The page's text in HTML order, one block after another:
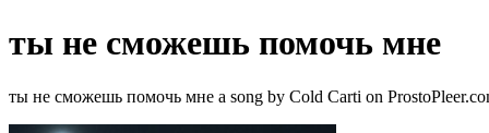
ты не сможешь помочь мне
ты не сможешь помочь мне a song by Cold Carti on